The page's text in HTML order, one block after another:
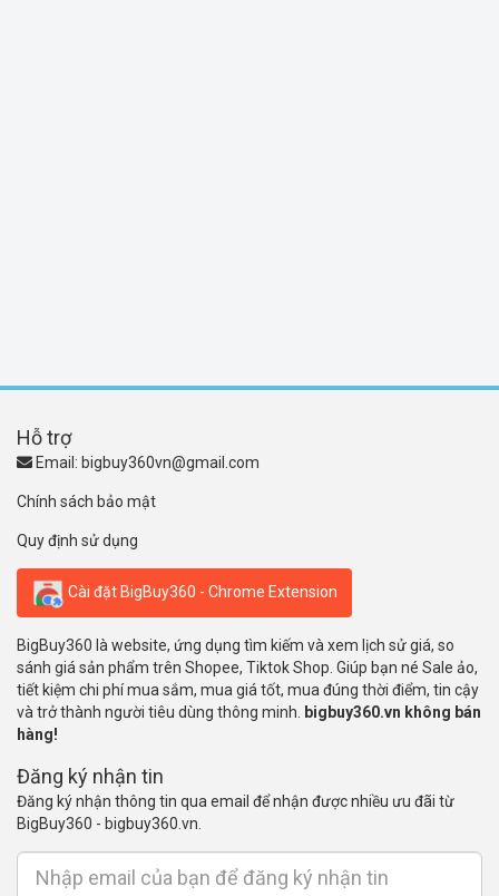
Hỗ trợ
Email: bigbuy360vn@gmail.com
Chính sách bảo mật
Quy định sử dụng
Cài đặt BigBuy360 - Chrome Extension
BigBuy360 là website, ứng dụng tìm kiếm và xem lịch sử giá, so
sánh giá sản phẩm trên Shopee, Tiktok Shop. Giúp bạn né Sale ảo,
tiết kiệm chi phí mua sắm, mua giá tốt, mua đúng thời điểm, tin cậy
và trở thành người tiêu dùng thông minh.
bigbuy360.vn không bán
hàng!
Đăng ký nhận tin
Đăng ký nhận thông tin qua email để nhận được nhiều ưu đãi từ
BigBuy360 - bigbuy360.vn.